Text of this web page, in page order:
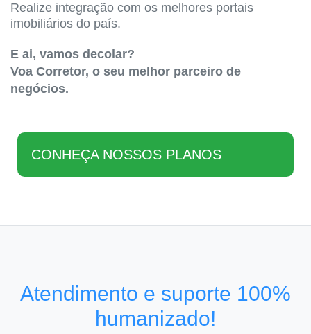
Realize integração com os melhores portais
imobiliários do país.
E ai, vamos decolar?
Voa Corretor, o seu melhor parceiro de
negócios.
CONHEÇA NOSSOS PLANOS
Atendimento e suporte 100%
humanizado!